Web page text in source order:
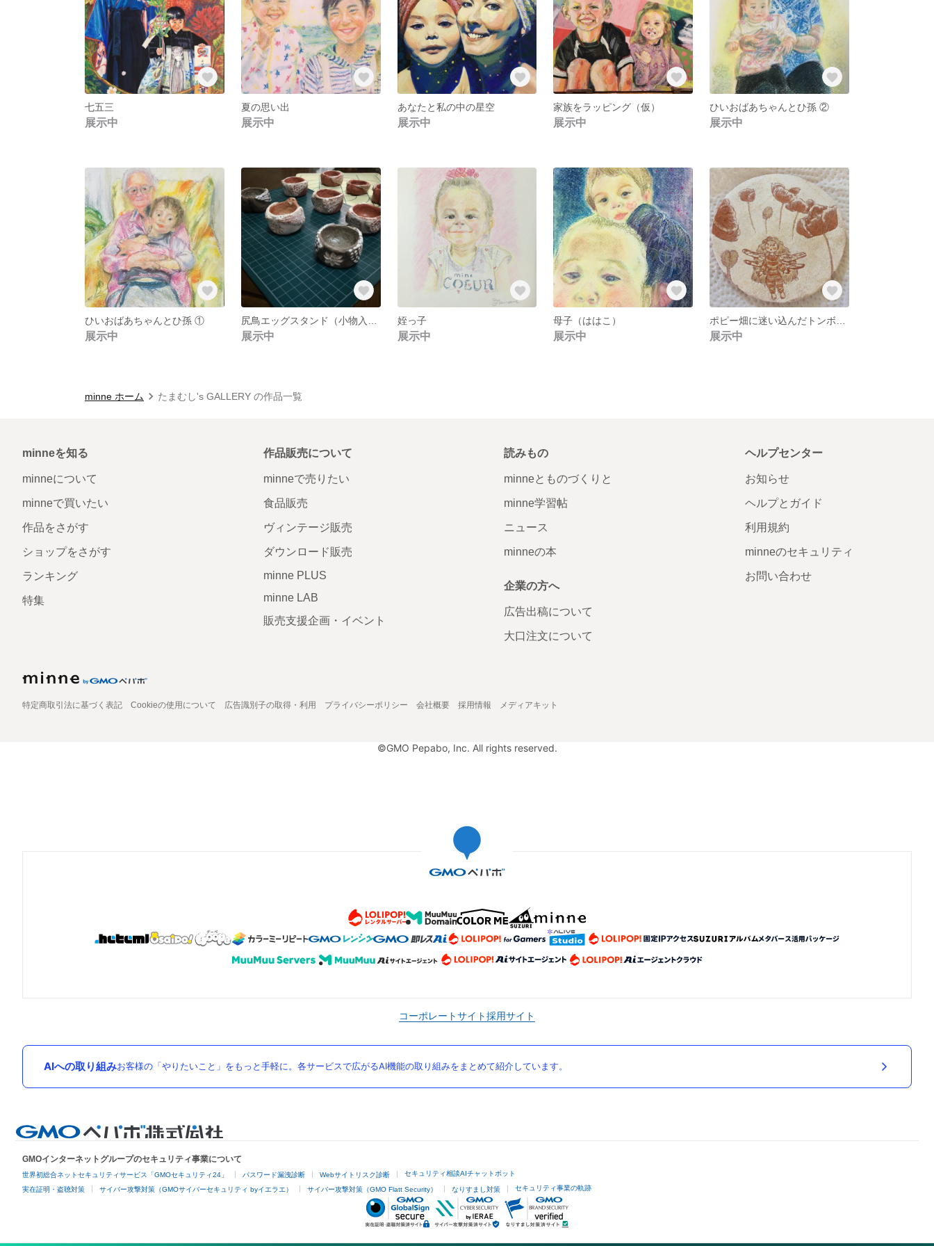
七五三
展示中
夏の思い出
展示中
あなたと私の中の星空
展示中
家族をラッピング（仮）
展示中
ひいおばあちゃんとひ孫 ②
展示中
ひいおばあちゃんとひ孫 ①
展示中 展示中
姪っ子
展示中
母子（ははこ）
展示中 展示中
minne ホーム たまむし's GALLERY の作品一覧
minneを知る
minneについて
minneで買いたい
作品をさがす
ショップをさがす
ランキング
特集
作品販売について
minneで売りたい
食品販売
ヴィンテージ販売
ダウンロード販売
minne PLUS
minne LAB
販売支援企画・イベント
読みもの
minneとものづくりと
minne学習帖
ニュース
minneの本
企業の方へ
広告出稿について
大口注文について
ヘルプセンター
お知らせ
ヘルプとガイド
利用規約
minneのセキュリティ
お問い合わせ
特定商取引法に基づく表記 Cookieの使用について 広告識別子の取得・利用 プライバシーポリシー 会社概要 採用情報 メディアキット
©GMO Pepabo, Inc. All rights reserved.
コーポレートサイト採用サイト
AIへの取り組みお客様の「やりたいこと」をもっと手軽に。各サービスで広がるAI機能の取り組みをまとめて紹介しています。
GMOインターネットグループのセキュリティ事業について
世界初総合ネットセキュリティサービス「GMOセキュリティ24」 パスワード漏洩診断 Webサイトリスク診断 セキュリティ相談AIチャットボット
実在証明・盗聴対策 サイバー攻撃対策（GMOサイバーセキュリティ byイエラエ） サイバー攻撃対策（GMO Flatt Security） なりすまし対策 セキュリティ事業の軌跡